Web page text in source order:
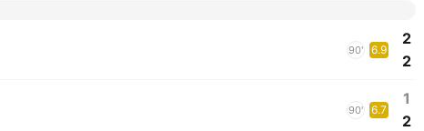
90' 6.9
2
2
90' 6.7
1
2